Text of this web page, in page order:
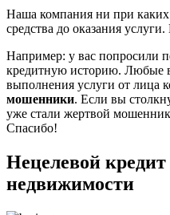
Наша компания ни при
средства до оказания
Например: у вас попросили
кредитную историю. Любые
выполнения услуги от
мошенники. Если вы
уже стали жертвой
Спасибо!
Нецелевой кредит
недвижимости